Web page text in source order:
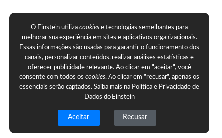
O Einstein utilizacookies e tecnologias semelhantes para
melhorar sua experiência em sites e aplicativos organizacionais.
Essas informações são usadas para garantir o funcionamento dos
canais, personalizar conteúdos, realizar análises estatísticas e
oferecer publicidade relevante. Ao clicar em "aceitar", você
consente com todos oscookies. Ao clicar em "recusar", apenas os
essenciais serão captados. Saiba mais na Política e Privacidade de
Dados do Einstein
Aceitar Recusar